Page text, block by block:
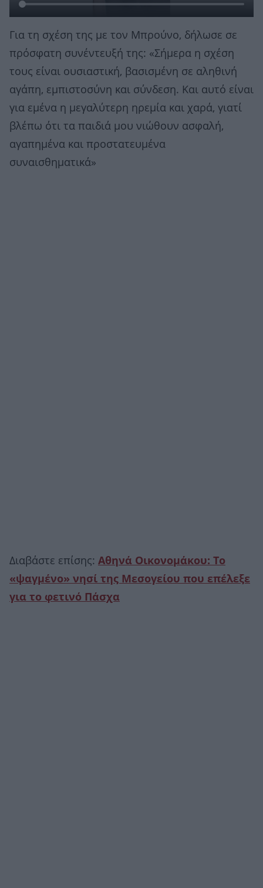
Για τη σχέση της με τον Μπρούνο, δήλωσε σε
πρόσφατη συνέντευξή της: «Σήμερα η σχέση
τους είναι ουσιαστική, βασισμένη σε αληθινή
αγάπη, εμπιστοσύνη και σύνδεση. Και αυτό είναι
για εμένα η μεγαλύτερη ηρεμία και χαρά, γιατί
βλέπω ότι τα παιδιά μου νιώθουν ασφαλή,
αγαπημένα και προστατευμένα
συναισθηματικά»
Διαβάστε επίσης: Αθηνά Οικονομάκου: Το
«ψαγμένο» νησί της Μεσογείου που επέλεξε
για το φετινό Πάσχα